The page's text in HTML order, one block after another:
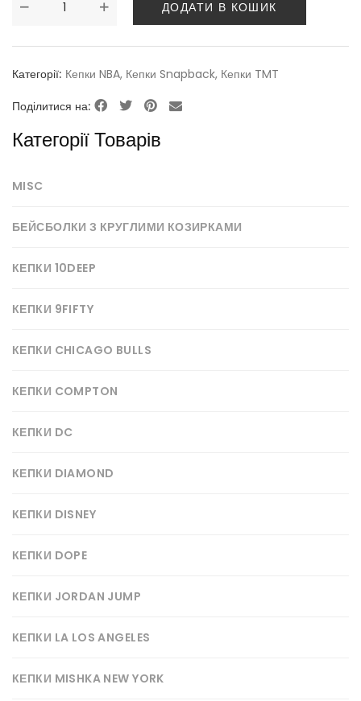
ДОДАТИ В КОШИК
Категорії: Кепки NBA, Кепки Snapback, Кепки TMT
Поділитися на:
Категорії Товарів
MISC
БЕЙСБОЛКИ З КРУГЛИМИ КОЗИРКАМИ
КЕПКИ 10DEEP
КЕПКИ 9FIFTY
КЕПКИ CHICAGO BULLS
КЕПКИ COMPTON
КЕПКИ DC
КЕПКИ DIAMOND
КЕПКИ DISNEY
КЕПКИ DOPE
КЕПКИ JORDAN JUMP
КЕПКИ LA LOS ANGELES
КЕПКИ MISHKA NEW YORK